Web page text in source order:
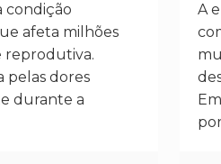
condição
afeta milhões
reprodutiva.
pelas dores
durante a
A